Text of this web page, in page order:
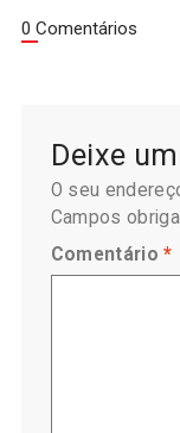
0 Comentários
Deixe
O seu
Campos
Comentário*